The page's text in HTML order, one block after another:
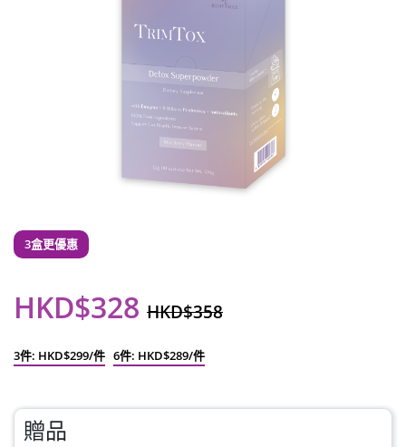
3盒更優惠
HKD$328 HKD$358
3件: HKD$299/件 6件: HKD$289/件
贈品